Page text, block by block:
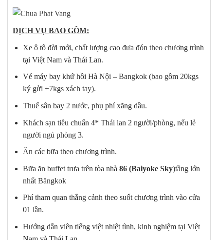
DỊCH VỤ BAO GỒM:
Xe ô tô đời mới, chất lượng cao đưa đón theo chương trình
tại Việt Nam và Thái Lan.
Vé máy bay khứ hồi Hà Nội – Bangkok (bao gồm 20kgs
ký gửi +7kgs xách tay).
Thuế sân bay 2 nước, phụ phí xăng dầu.
Khách sạn tiêu chuẩn 4* Thái lan 2 người/phòng, nếu lẻ
người ngủ phòng 3.
Ăn các bữa theo chương trình.
Bữa ăn buffet trưa trên tòa nhà 86 (Baiyoke Sky)tầng lớn
nhất Băngkok
Phí tham quan thắng cảnh theo suốt chương trình vào cửa
01 lần.
Hướng dẫn viên tiếng việt nhiệt tình, kinh nghiệm tại Việt